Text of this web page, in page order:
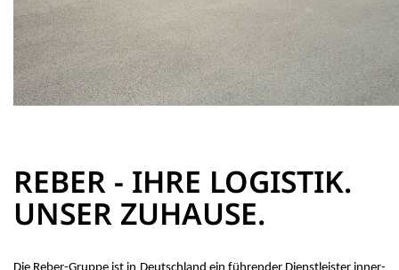
REBER - IHRE LOGISTIK.
UNSER ZUHAUSE.
Die Reber-Grup­pe ist in Deutsch­land ein füh­ren­der Dienst­leis­ter in­ner­